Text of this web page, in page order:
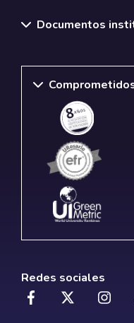
Documentos
Redes sociales